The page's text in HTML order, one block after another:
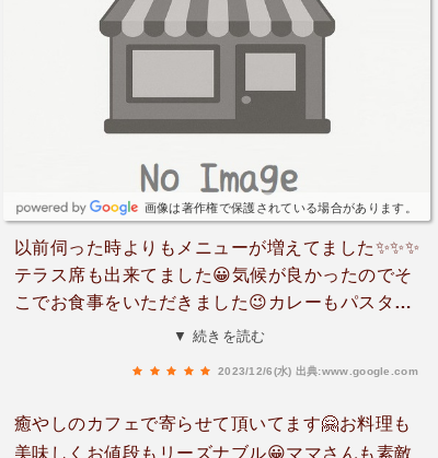
画像は著作権で保護されている場合があります。
以前伺った時よりもメニューが増えてました✨✨✨
テラス席も出来てました😀気候が良かったのでそ
こでお食事をいただきました😉カレーもパスタも
美味しかったです😋🍛🍝マンゴージュースは濃厚
✌️🚗
▼ 続きを読む
2023/12/6(水) 出典:www.google.com
癒やしのカフェで寄らせて頂いてます🤗お料理も
美味しくお値段もリーズナブル😀ママさんも素敵